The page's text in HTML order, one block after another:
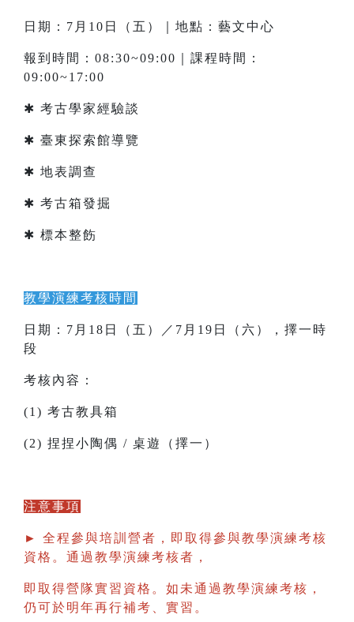
日期：7月10日（五）｜地點：藝文中心
報到時間：08:30~09:00｜課程時間：
09:00~17:00
✱ 考古學家經驗談
✱ 臺東探索館導覽
✱ 地表調查
✱ 考古箱發掘
✱ 標本整飭
教學演練考核時間
日期：7月18日（五）／7月19日（六），擇一時
段
考核內容：
(1) 考古教具箱
(2) 捏捏小陶偶 / 桌遊（擇一）
注意事項
► 全程參與培訓營者，即取得參與教學演練考核
資格。通過教學演練考核者，
即取得營隊實習資格。如未通過教學演練考核，
仍可於明年再行補考、實習。